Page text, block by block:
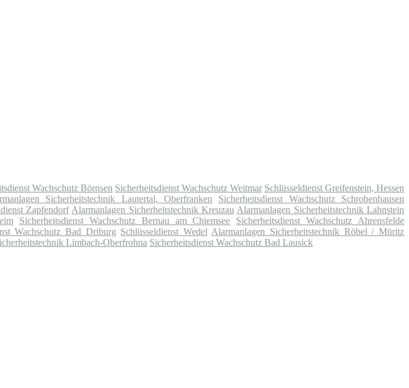
Wachschutz Börnsen Sicherheitsdienst Wachschutz Weitmar Schlüsseldienst Greifenstein, Hessen
Sicherheitstechnik Lautertal, Oberfranken
Sicherheitsdienst Wachschutz Schrobenhausen
Zapfendorf Alarmanlagen Sicherheitstechnik Kreuzau Alarmanlagen Sicherheitstechnik Lahnstein
Sicherheitsdienst Wachschutz Bernau am Chiemsee
Sicherheitsdienst Wachschutz Ahrensfelde
Wachschutz Bad Driburg Schlüsseldienst Wedel Alarmanlagen Sicherheitstechnik Röbel / Müritz
Limbach-Oberfrohna Sicherheitsdienst Wachschutz Bad Lausick